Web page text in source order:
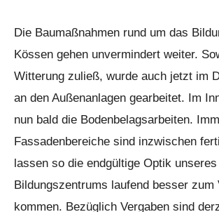
Die Baumaßnahmen rund um das
Kössen gehen unvermindert weiter.
Witterung zuließ, wurde auch jetzt im
an den Außenanlagen gearbeitet. Im
nun bald die Bodenbelagsarbeiten.
Fassadenbereiche sind inzwischen
lassen so die endgültige Optik unseres
Bildungszentrums laufend besser zum
kommen. Bezüglich Vergaben sind